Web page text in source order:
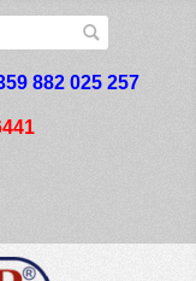
882 025 257